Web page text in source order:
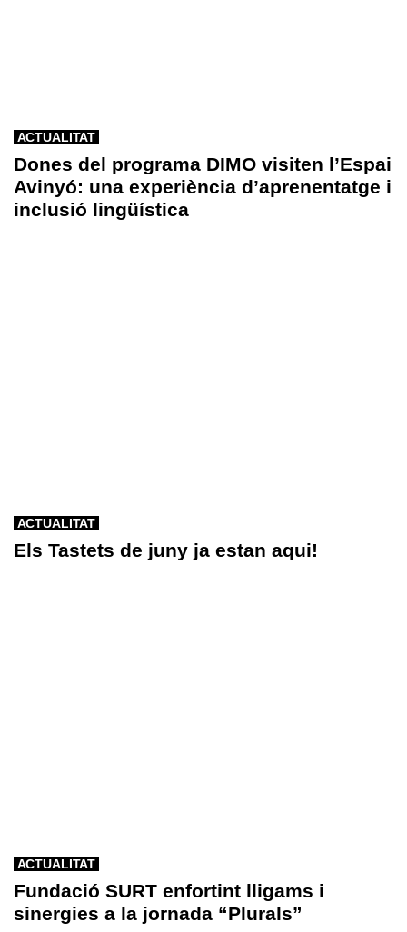
ACTUALITAT
Dones del programa DIMO visiten l’Espai
Avinyó: una experiència d’aprenentatge i
inclusió lingüística
ACTUALITAT
Els Tastets de juny ja estan aqui!
ACTUALITAT
Fundació SURT enfortint lligams i
sinergies a la jornada “Plurals”